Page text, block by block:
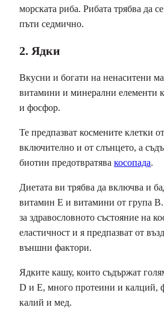
морската риба. Рибата трябва да
пъти седмично.
2. Ядки
Вкусни и богати на ненаситени
витамини и минерални елементи
и фосфор.
Те предпазват космените клетки
включително и от слънцето, а
биотин предотвратява косопада.
Диетата ви трябва да включва и
витамин Е и витамини от група
за здравословното състояние на
еластичност и я предпазват от
външни фактори.
Ядките кашу, които съдържат
D и Е, много протеини и калций,
калий и мед.